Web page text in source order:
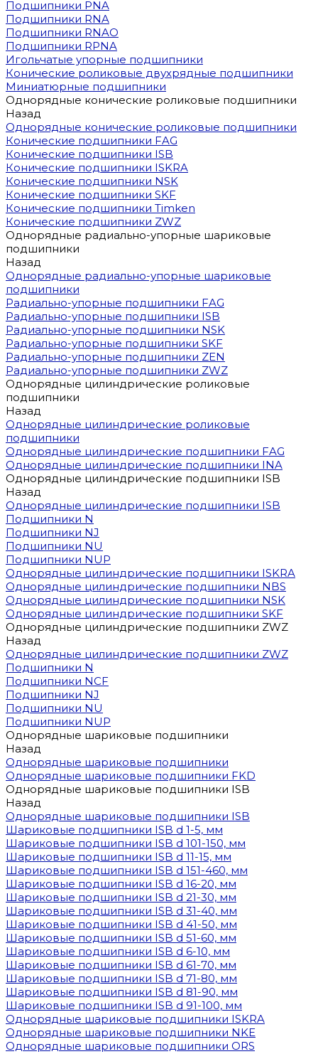
Подшипники PNA
Подшипники RNA
Подшипники RNAO
Подшипники RPNA
Игольчатые упорные подшипники
Конические роликовые двухрядные подшипники
Миниатюрные подшипники
Однорядные конические роликовые подшипники
Назад
Однорядные конические роликовые подшипники
Конические подшипники FAG
Конические подшипники ISB
Конические подшипники ISKRA
Конические подшипники NSK
Конические подшипники SKF
Конические подшипники Timken
Конические подшипники ZWZ
Однорядные радиально-упорные шариковые
подшипники
Назад
Однорядные радиально-упорные шариковые
подшипники
Радиально-упорные подшипники FAG
Радиально-упорные подшипники ISB
Радиально-упорные подшипники NSK
Радиально-упорные подшипники SKF
Радиально-упорные подшипники ZEN
Радиально-упорные подшипники ZWZ
Однорядные цилиндрические роликовые
подшипники
Назад
Однорядные цилиндрические роликовые
подшипники
Однорядные цилиндрические подшипники FAG
Однорядные цилиндрические подшипники INA
Однорядные цилиндрические подшипники ISB
Назад
Однорядные цилиндрические подшипники ISB
Подшипники N
Подшипники NJ
Подшипники NU
Подшипники NUP
Однорядные цилиндрические подшипники ISKRA
Однорядные цилиндрические подшипники NBS
Однорядные цилиндрические подшипники NSK
Однорядные цилиндрические подшипники SKF
Однорядные цилиндрические подшипники ZWZ
Назад
Однорядные цилиндрические подшипники ZWZ
Подшипники N
Подшипники NCF
Подшипники NJ
Подшипники NU
Подшипники NUP
Однорядные шариковые подшипники
Назад
Однорядные шариковые подшипники
Однорядные шариковые подшипники FKD
Однорядные шариковые подшипники ISB
Назад
Однорядные шариковые подшипники ISB
Шариковые подшипники ISB d 1-5, мм
Шариковые подшипники ISB d 101-150, мм
Шариковые подшипники ISB d 11-15, мм
Шариковые подшипники ISB d 151-460, мм
Шариковые подшипники ISB d 16-20, мм
Шариковые подшипники ISB d 21-30, мм
Шариковые подшипники ISB d 31-40, мм
Шариковые подшипники ISB d 41-50, мм
Шариковые подшипники ISB d 51-60, мм
Шариковые подшипники ISB d 6-10, мм
Шариковые подшипники ISB d 61-70, мм
Шариковые подшипники ISB d 71-80, мм
Шариковые подшипники ISB d 81-90, мм
Шариковые подшипники ISB d 91-100, мм
Однорядные шариковые подшипники ISKRA
Однорядные шариковые подшипники NKE
Однорядные шариковые подшипники ORS